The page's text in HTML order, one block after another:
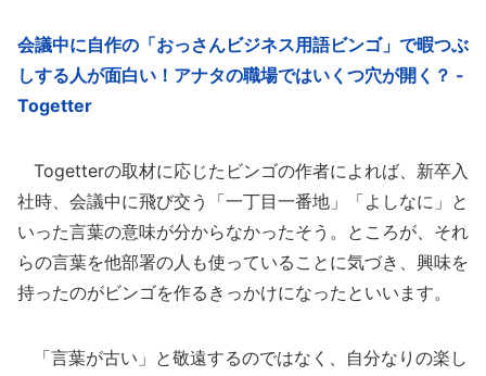
会議中に自作の「おっさんビジネス用語ビンゴ」で暇つぶ
しする人が面白い！アナタの職場ではいくつ穴が開く？ -
Togetter
Togetterの取材に応じたビンゴの作者によれば、新卒入
社時、会議中に飛び交う「一丁目一番地」「よしなに」と
いった言葉の意味が分からなかったそう。ところが、それ
らの言葉を他部署の人も使っていることに気づき、興味を
持ったのがビンゴを作るきっかけになったといいます。
「言葉が古い」と敬遠するのではなく、自分なりの楽し